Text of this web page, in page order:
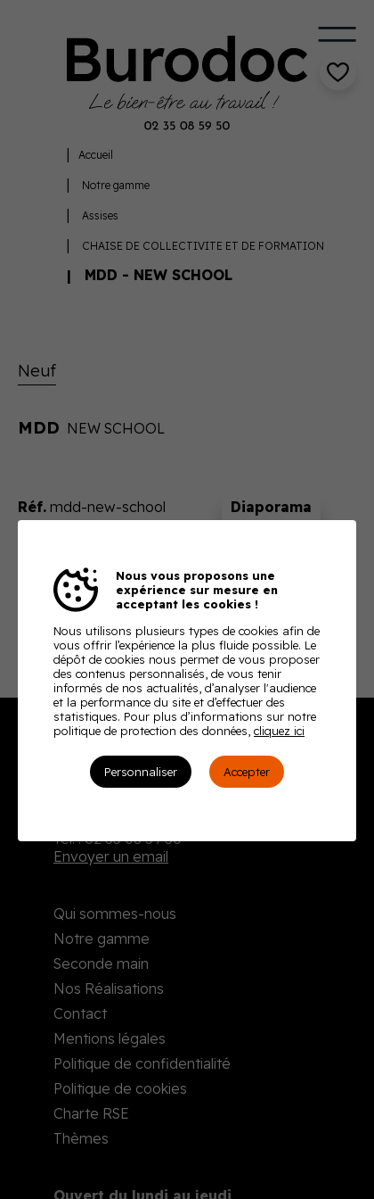
Accueil
Notre gamme
Assises
CHAISE DE COLLECTIVITE ET DE FORMATION
MDD - NEW SCHOOL
Neuf
MDD NEW SCHOOL
Réf. mdd-new-school
En ajoutant ce produit à votre panier, nous vous
enverrons un devis ajusté à votre besoin
Télécharger la fiche technique
Burodoc
Tél. : 02 35 08 59 50
Envoyer un email
Qui sommes-nous
Notre gamme
Seconde main
Nos Réalisations
Contact
Mentions légales
Politique de confidentialité
Politique de cookies
Charte RSE
Thèmes
Nous vous proposons une
expérience sur mesure en
acceptant les cookies !
Nous utilisons plusieurs types de cookies afin de
vous offrir l’expérience la plus fluide possible. Le
dépôt de cookies nous permet de vous proposer
des contenus personnalisés, de vous tenir
informés de nos actualités, d’analyser l'audience
et la performance du site et d’effectuer des
statistiques. Pour plus d’informations sur notre
politique de protection des données, cliquez ici
Personnaliser Accepter